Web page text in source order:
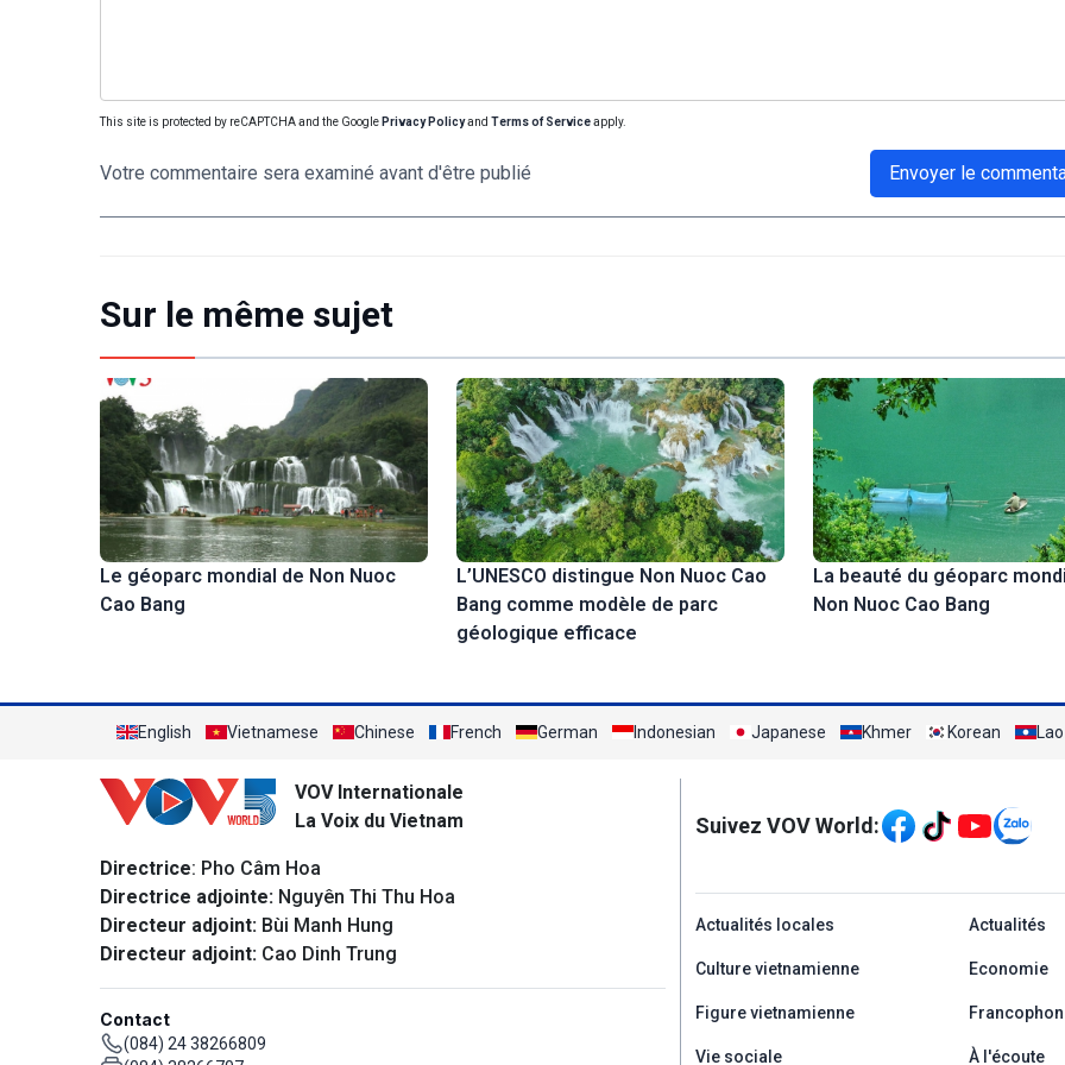
This site is protected by reCAPTCHA and the Google Privacy Policyand Terms of Serviceapply.
Votre commentaire sera examiné avant d'être publié Envoyer le
Sur le même sujet
Le géoparc mondial de Non Nuoc
Cao Bang
L’UNESCO distingue Non Nuoc Cao
Bang comme modèle de parc
géologique efficace
La beauté du géoparc
Non Nuoc Cao Bang
English Vietnamese Chinese French German Indonesian Japanese Khmer Korean Lao
VOV Internationale
La Voix du Vietnam
Directrice: Pho Câm Hoa
Directrice adjointe: Nguyên Thi Thu Hoa
Directeur adjoint: Bùi Manh Hung
Directeur adjoint: Cao Dinh Trung
Contact
(084) 24 38266809
Mạng xã hội
Suivez VOV World:
menu footer tiếng
Actualités locales Actualités
Culture vietnamienne Economie
Figure vietnamienne
Vie sociale À l'écoute